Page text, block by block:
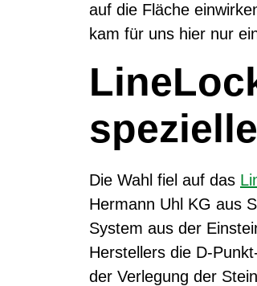
auf die Fläche
kam für uns hier nur
Die Wahl fiel auf das
Hermann Uhl KG aus
System aus der
Herstellers die D-
der Verlegung der